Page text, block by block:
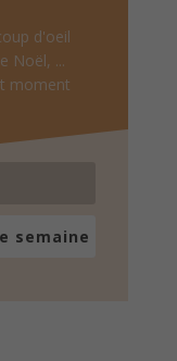
d'oeil
Noël, ...
moment
semaine